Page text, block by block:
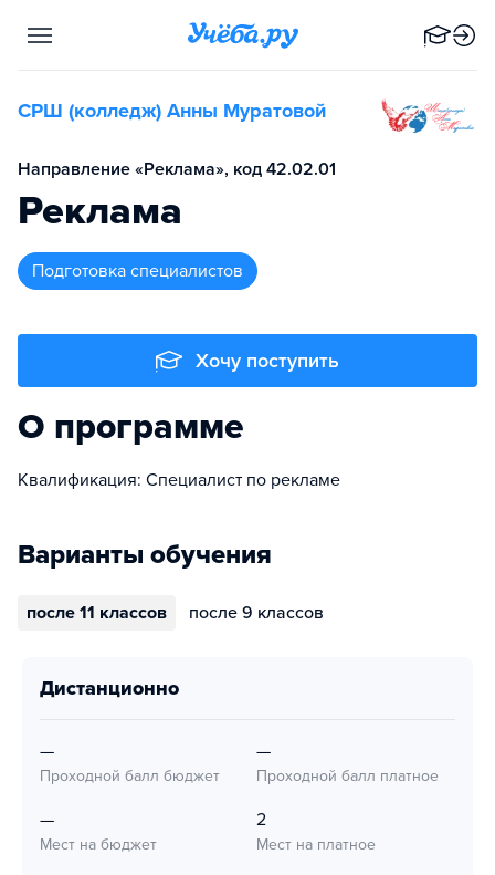
СРШ (колледж) Анны Муратовой
Направление «Реклама», код 42.02.01
Реклама
подготовка специалистов
Хочу поступить
О программе
Квалификация: Специалист по рекламе
Варианты обучения
после 11 классов после 9 классов
дистанционно
—
Проходной балл бюджет
—
Проходной балл платное
—
Мест на бюджет
2
Мест на платное